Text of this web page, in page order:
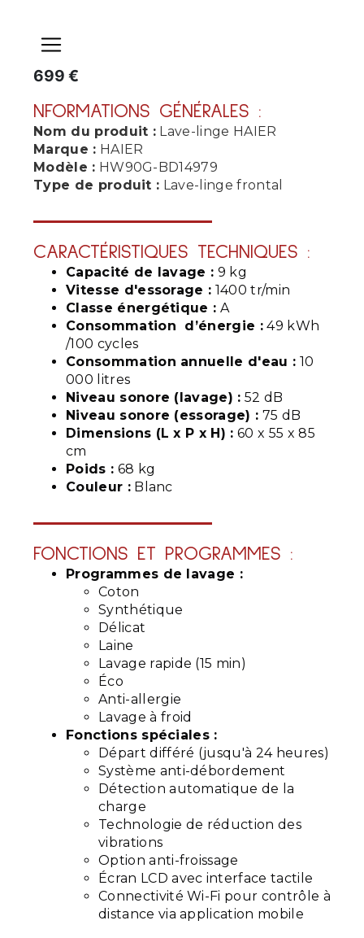
Gros électroménager
699 €
NFORMATIONS GÉNÉRALES :
Nom du produit : Lave-linge HAIER
Marque : HAIER
Modèle : HW90G-BD14979
Type de produit : Lave-linge frontal
CARACTÉRISTIQUES TECHNIQUES :
Capacité de lavage : 9 kg
Vitesse d'essorage : 1400 tr/min
Classe énergétique : A
Consommation d’énergie : 49 kWh
/100 cycles
Consommation annuelle d'eau : 10
000 litres
Niveau sonore (lavage) : 52 dB
Niveau sonore (essorage) : 75 dB
Dimensions (L x P x H) : 60 x 55 x 85
cm
Poids : 68 kg
Couleur :Blanc
FONCTIONS ET PROGRAMMES :
Programmes de lavage :
Coton
Synthétique
Délicat
Laine
Lavage rapide (15 min)
Éco
Anti-allergie
Lavage à froid
Fonctions spéciales :
Départ différé (jusqu'à 24 heures)
Système anti-débordement
Détection automatique de la
charge
Technologie de réduction des
vibrations
Option anti-froissage
Écran LCD avec interface tactile
Connectivité Wi-Fi pour contrôle à
distance via application mobile